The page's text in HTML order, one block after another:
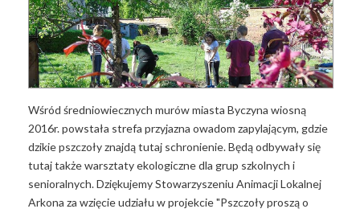
Wśród średniowiecznych murów miasta Byczyna wiosną
2016r. powstała strefa przyjazna owadom zapylającym, gdzie
dzikie pszczoły znajdą tutaj schronienie. Będą odbywały się
tutaj także warsztaty ekologiczne dla grup szkolnych i
senioralnych. Dziękujemy Stowarzyszeniu Animacji Lokalnej
Arkona za wzięcie udziału w projekcie "Pszczoły proszą o